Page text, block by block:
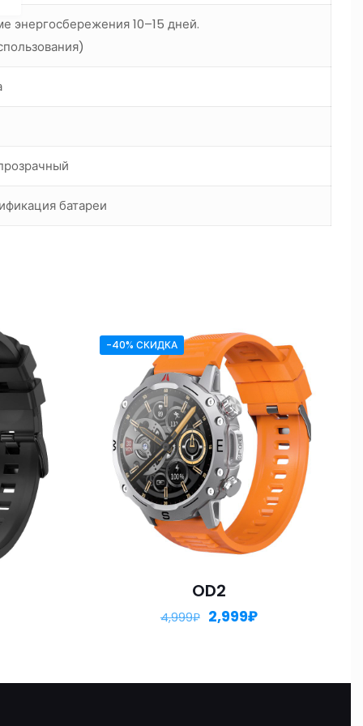
энергосбережения 10–15 дней.
батареи
-40% СКИДКА
OD2
4,999₽ 2,999₽